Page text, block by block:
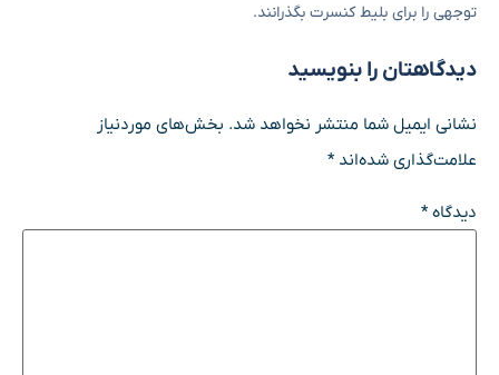
توجهی را برای بلیط کنسرت بگذرانند.
دیدگاهتان را بنویسید
نشانی ایمیل شما منتشر نخواهد شد. بخش‌های موردنیاز
علامت‌گذاری شده‌اند*
دیدگاه*